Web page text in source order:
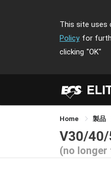
This site uses
Policy for
clicking "OK"
Home 製品
V30/40/
(no